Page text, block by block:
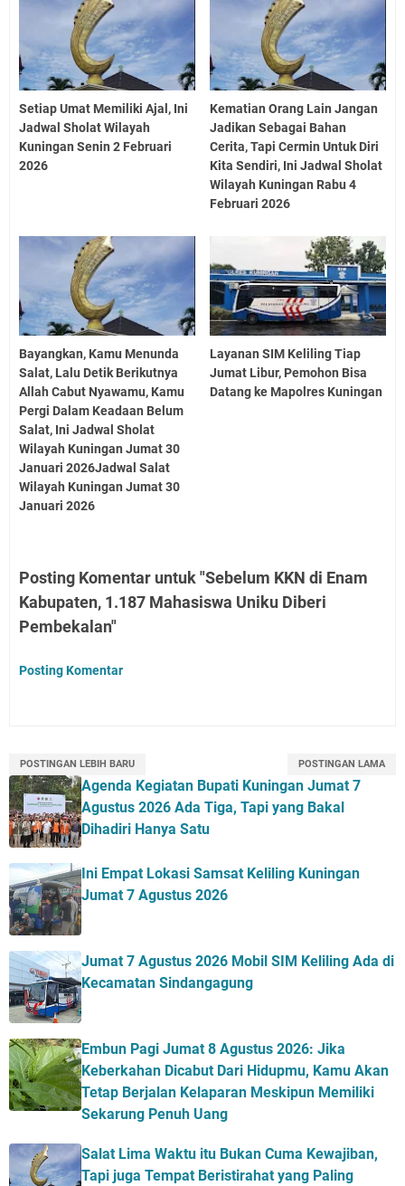
Setiap Umat Memiliki Ajal, Ini
Jadwal Sholat Wilayah
Kuningan Senin 2 Februari
2026
Kematian Orang Lain Jangan
Jadikan Sebagai Bahan
Cerita, Tapi Cermin Untuk Diri
Kita Sendiri, Ini Jadwal Sholat
Wilayah Kuningan Rabu 4
Februari 2026
Bayangkan, Kamu Menunda
Salat, Lalu Detik Berikutnya
Allah Cabut Nyawamu, Kamu
Pergi Dalam Keadaan Belum
Salat, Ini Jadwal Sholat
Wilayah Kuningan Jumat 30
Januari 2026Jadwal Salat
Wilayah Kuningan Jumat 30
Januari 2026
Layanan SIM Keliling Tiap
Jumat Libur, Pemohon Bisa
Datang ke Mapolres Kuningan
Posting Komentar untuk "Sebelum KKN di Enam
Kabupaten, 1.187 Mahasiswa Uniku Diberi
Pembekalan"
Posting Komentar
POSTINGAN LEBIH BARU POSTINGAN LAMA
Agenda Kegiatan Bupati Kuningan Jumat 7
Agustus 2026 Ada Tiga, Tapi yang Bakal
Dihadiri Hanya Satu
Ini Empat Lokasi Samsat Keliling Kuningan
Jumat 7 Agustus 2026
Jumat 7 Agustus 2026 Mobil SIM Keliling Ada di
Kecamatan Sindangagung
Embun Pagi Jumat 8 Agustus 2026: Jika
Keberkahan Dicabut Dari Hidupmu, Kamu Akan
Tetap Berjalan Kelaparan Meskipun Memiliki
Sekarung Penuh Uang
Salat Lima Waktu itu Bukan Cuma Kewajiban,
Tapi juga Tempat Beristirahat yang Paling